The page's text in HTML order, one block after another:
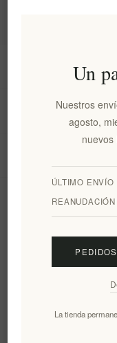
Suscribirse
Un
Nuestros
agosto,
nuevos
ÚLTIMO ENVÍO
REANUDACIÓN
La tienda